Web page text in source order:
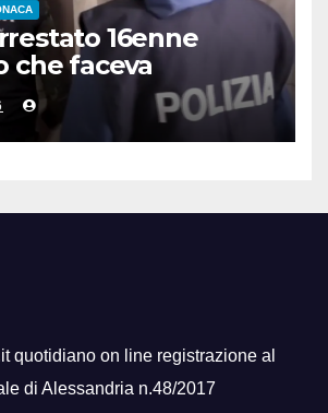
16enne
che faceva
all’Isis
quotidiano on line registrazione al
di Alessandria n.48/2017